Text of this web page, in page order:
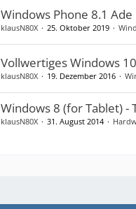
Windows Phone 8.1 Ade
klausN80X 25. Oktober 2019
Vollwertiges Windows
klausN80X 19. Dezember 2016
Windows 8 (for Tablet) -
klausN80X 31. August 2014